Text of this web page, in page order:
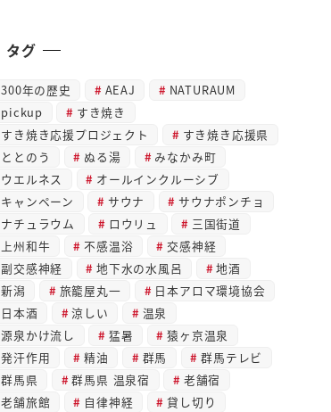
タグ
300年の歴史 AEAJ
NATURAUM
pickup
すき焼き
すき焼き応援プロジェクト
すき焼き応援県
ととのう
ぬる湯
みなかみ町
ウエルネス
オールインクルーシブ
キャンペーン
サウナ
サウナポンチョ
ナチュラウム
ロウリュ
三国街道
上州和牛
不感温浴
交感神経
副交感神経
地下水の水風呂
地酒
新潟
旅籠屋丸一
日本アロマ環境協会
日本酒
涼しい
温泉
源泉かけ流し
猛暑
猿ヶ京温泉
発汗作用
精油 群馬
群馬テレビ
群馬県
群馬県 温泉宿
老舗宿
老舗旅館
自律神経
貸し切り